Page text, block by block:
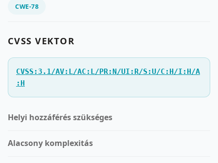
CWE-78
CVSS VEKTOR
CVSS:3.1/AV:L/AC:L/PR:N/UI:R/S:U/C:H/I:H/A
:H
Helyi hozzáférés szükséges
Alacsony komplexitás